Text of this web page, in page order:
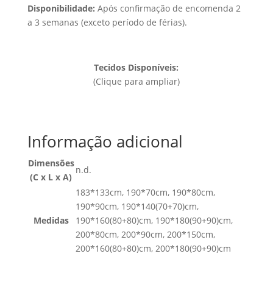
Disponibilidade: Após confirmação de encomenda 2
a 3 semanas (exceto período de férias).
Tecidos Disponíveis:
(Clique para ampliar)
Informação adicional
Dimensões
(C x L x A)
n.d.
Medidas
183*133cm, 190*70cm, 190*80cm,
190*90cm, 190*140(70+70)cm,
190*160(80+80)cm, 190*180(90+90)cm,
200*80cm, 200*90cm, 200*150cm,
200*160(80+80)cm, 200*180(90+90)cm